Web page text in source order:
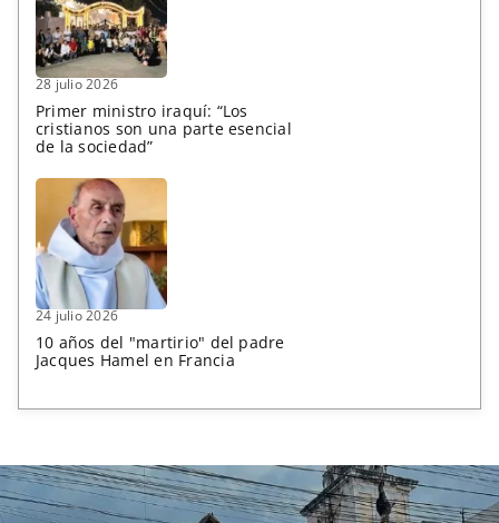
28 julio 2026
Primer ministro iraquí: “Los
cristianos son una parte esencial
de la sociedad”
24 julio 2026
10 años del "martirio" del padre
Jacques Hamel en Francia